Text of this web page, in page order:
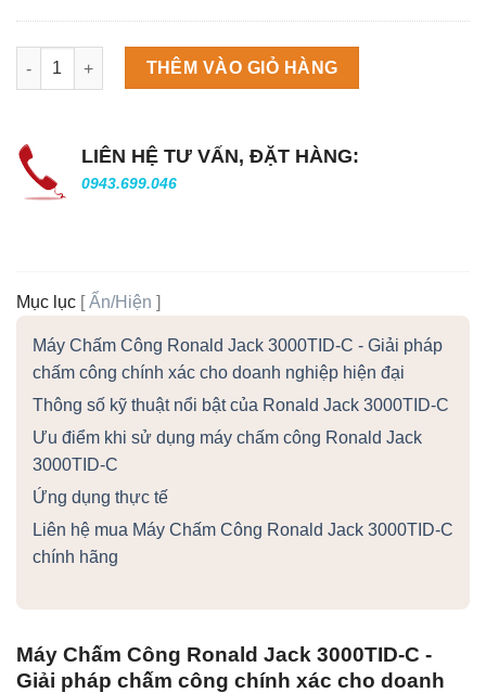
Máy làm đá viên Scotsman NW458AS số lượng
THÊM VÀO GIỎ HÀNG
LIÊN HỆ TƯ VẤN, ĐẶT HÀNG:
0943.699.046
Mục lục [Ẩn/Hiện ]
Máy Chấm Công Ronald Jack 3000TID-C - Giải pháp
chấm công chính xác cho doanh nghiệp hiện đại
Thông số kỹ thuật nổi bật của Ronald Jack 3000TID-C
Ưu điểm khi sử dụng máy chấm công Ronald Jack
3000TID-C
Ứng dụng thực tế
Liên hệ mua Máy Chấm Công Ronald Jack 3000TID-C
chính hãng
Máy Chấm Công Ronald Jack 3000TID-C -
Giải pháp chấm công chính xác cho doanh